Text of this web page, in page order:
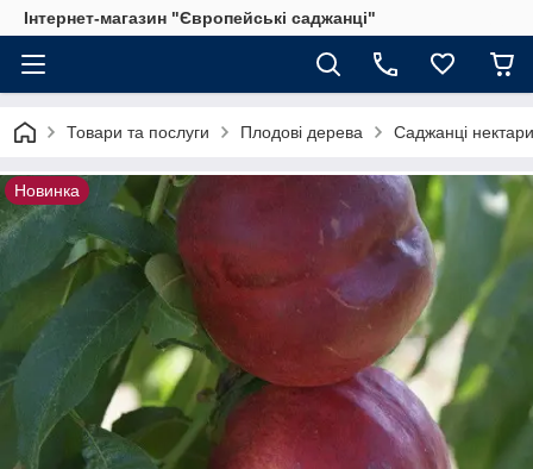
Інтернет-магазин "Європейські саджанці"
Товари та послуги Плодові дерева Саджанці
Новинка